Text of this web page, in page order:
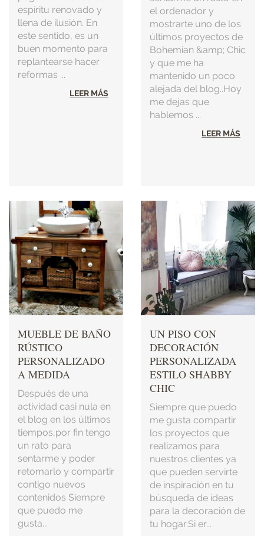
espíritu renovado y
llena de ilusión. En
este sentido, es un
buen momento para
replantearse hacer
reformas ...
LEER MÁS
el ordenador y
mostrarte uno de los
últimos proyectos de
Bohemian &amp; Chic
y que me ha
mantenido un poco
alejada del blog..Hoy
me dejas que
hablemos ...
LEER MÁS
MUEBLE DE BAÑO
RÚSTICO
PERSONALIZADO
A MEDIDA
Después de una
actividad casi nula en
el blog en los últimos
tiempos,por fin tengo
un rato para
sentarme y poder
retomarlo y compartir
contigo nuevos
contenidos Siempre
que puedo me
gusta...
UN PISO CON
DECORACIÓN
PERSONALIZADA
ESTILO SHABBY
CHIC
Siempre que puedo
me gusta compartir
los proyectos que
realizamos para
nuestros clientes ya
que pueden servirte
de inspiración en tu
búsqueda de ideas
para la decoración de
tu hogar.Si er...